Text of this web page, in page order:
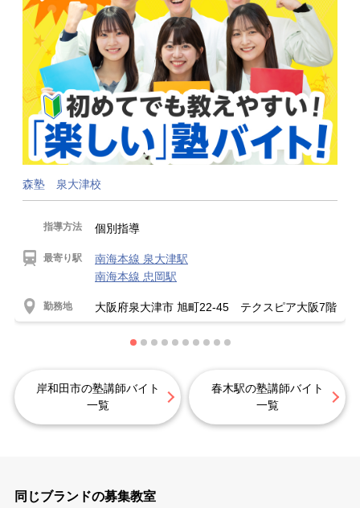
森塾 泉大津校
指導方法 個別指導
最寄り駅
南海本線 泉大津駅
南海本線 忠岡駅
勤務地 大阪府泉大津市 旭町22-45 テクスピア大阪7階
岸和田市の塾講師バイト
一覧
春木駅の塾講師バイト
一覧
同じブランドの募集教室